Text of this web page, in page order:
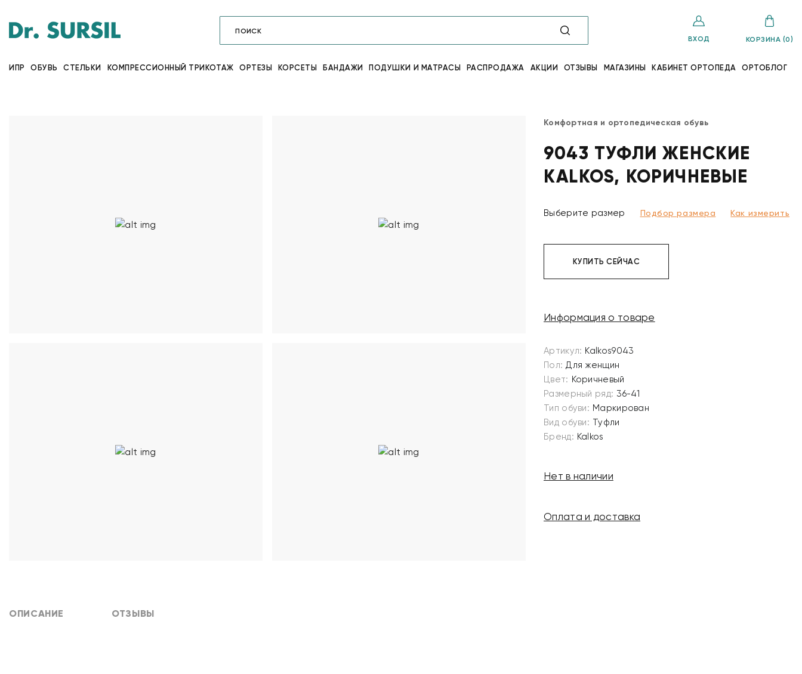
ВХОД КОРЗИНА (0)
ИПР ОБУВЬ СТЕЛЬКИ КОМПРЕССИОННЫЙ ТРИКОТАЖ ОРТЕЗЫ КОРСЕТЫ БАНДАЖИ ПОДУШКИ И МАТРАСЫ РАСПРОДАЖА АКЦИИ ОТЗЫВЫ МАГАЗИНЫ КАБИНЕТ ОРТОПЕДА ОРТОБЛОГ
ОПИСАНИЕ ОТЗЫВЫ
Комфортная и ортопедическая обувь
9043 ТУФЛИ ЖЕНСКИЕ
KALKOS, КОРИЧНЕВЫЕ
Выберите размер Подбор размера Как измерить
КУПИТЬ СЕЙЧАС
Информация о товаре
Артикул: Kalkos9043
Пол: Для женщин
Цвет: Коричневый
Размерный ряд: 36-41
Тип обуви: Маркирован
Вид обуви: Туфли
Бренд: Kalkos
Нет в наличии
Оплата и доставка